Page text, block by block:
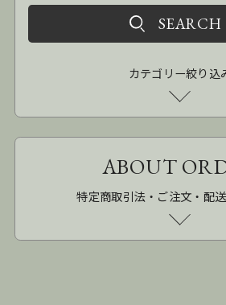
カテゴリー絞り込
ABOUT
特定商取引法・ご注文・配